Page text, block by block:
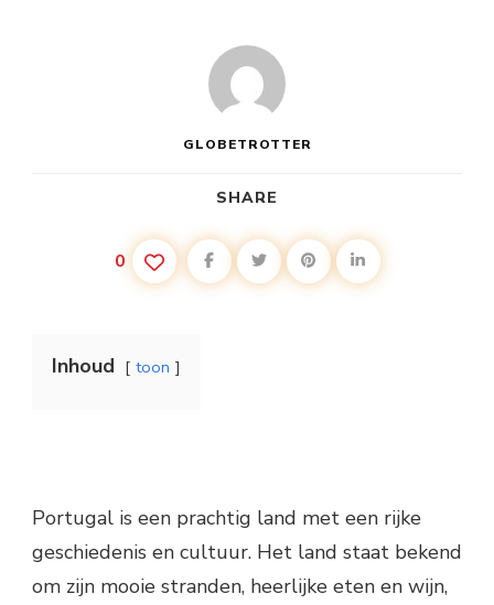
GLOBETROTTER
SHARE
0
Inhoud toon
Portugal is een prachtig land met een rijke
geschiedenis en cultuur. Het land staat bekend
om zijn mooie stranden, heerlijke eten en wijn,